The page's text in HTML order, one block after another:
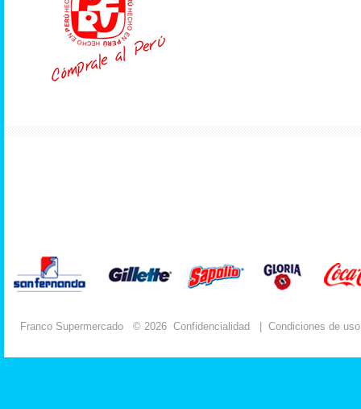
Franco Supermercado © 2026 Confidencialidad Condiciones de uso